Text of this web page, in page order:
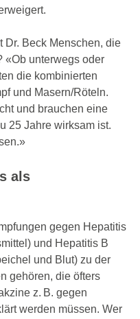
Dr. Beck Menschen, die
«Ob unterwegs oder
die kombinierten
und Masern/Röteln.
und brauchen eine
25 Jahre wirksam ist.
als
gegen Hepatitis
und Hepatitis B
und Blut) zu der
gehören, die öfters
z. B. gegen
werden müssen. Wer